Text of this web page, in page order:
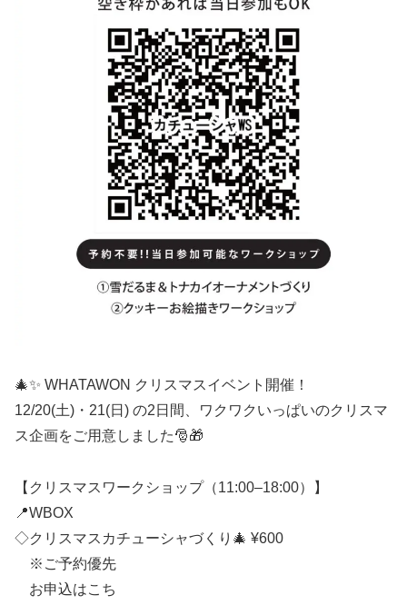
🎄✨ WHATAWON クリスマスイベント開催！
12/20(土)・21(日) の2日間、ワクワクいっぱいのクリスマ
ス企画をご用意しました🎅🎁
【クリスマスワークショップ（11:00–18:00）】
📍WBOX
◇クリスマスカチューシャづくり🎄 ¥600
※ご予約優先
お申込はこち